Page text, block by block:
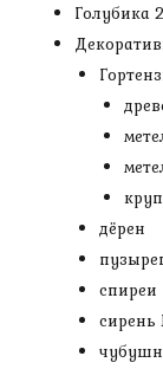
Голубика
дёрен
спиреи
сирень